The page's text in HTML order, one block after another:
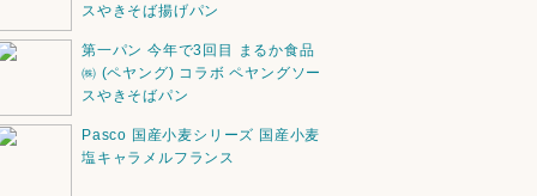
スやきそば揚げパン
第一パン 今年で3回目 まるか食品
㈱ (ペヤング) コラボ ペヤングソー
スやきそばパン
Pasco 国産小麦シリーズ 国産小麦
塩キャラメルフランス